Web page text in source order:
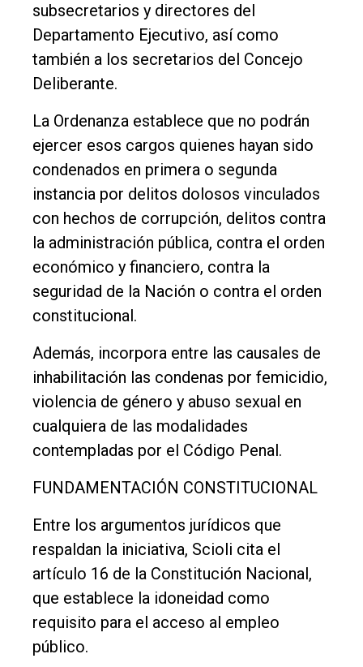
subsecretarios y directores del
Departamento Ejecutivo, así como
también a los secretarios del Concejo
Deliberante.
La Ordenanza establece que no podrán
ejercer esos cargos quienes hayan sido
condenados en primera o segunda
instancia por delitos dolosos vinculados
con hechos de corrupción, delitos contra
la administración pública, contra el orden
económico y financiero, contra la
seguridad de la Nación o contra el orden
constitucional.
Además, incorpora entre las causales de
inhabilitación las condenas por femicidio,
violencia de género y abuso sexual en
cualquiera de las modalidades
contempladas por el Código Penal.
FUNDAMENTACIÓN CONSTITUCIONAL
Entre los argumentos jurídicos que
respaldan la iniciativa, Scioli cita el
artículo 16 de la Constitución Nacional,
que establece la idoneidad como
requisito para el acceso al empleo
público.